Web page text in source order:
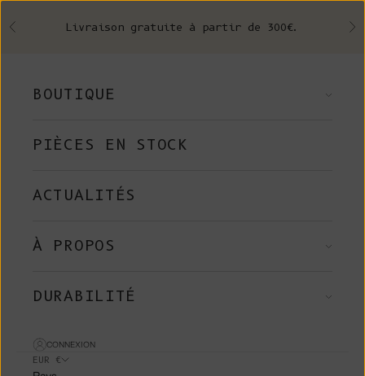
Précédent Livraison gratuite à partir de 300€.
BOUTIQUE
PIÈCES EN STOCK
ACTUALITÉS
À PROPOS
DURABILITÉ
CONNEXION
EUR €